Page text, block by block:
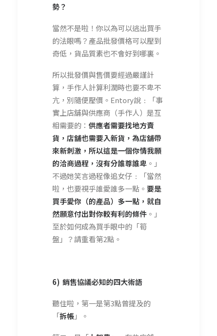
勢？
當然不是啦！你以為可以逃出買手
的法眼嗎？產品批發價格可以壓到
奇低，貨品質素也不會好到哪裏。
所以批發價與售價要經過嚴謹計
算，手作人計算利潤時也要不卑不
亢，別隨便壓價。Entory說﹕「事
實上店舖與供應商（手作人）是互
相需要的： 供應者需要找地方賣
貨，店舖也需要入新貨，為店舖帶
來新刺激，所以這是一個你情我願
的洽商過程，沒有分誰尊誰卑 。」
不過她笑言過程像追女仔﹕「當然
啦，也要視乎誰愛誰多一點。 要是
買手愛你（的產品）多一點，就自
然願意付出對你較有利的條件 。」
至於如何成為買手眼中的「筍
盤」？請重看第2點。
6) 銷售協議必知的四大術語
聽住啦，第一是第3點曾提及的
「拆帳」。